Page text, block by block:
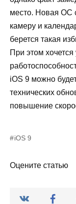
место. Новая ОС
камеру и
берется такая
При этом хочется
iOS 9 можно
технических
повышение
iOS 9
Оцените статью